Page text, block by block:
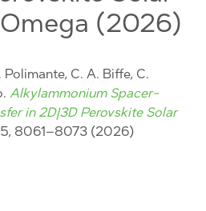
(2026)
C. A. Biffe, C.
Alkylammonium Spacer-
in 2D|3D Perovskite Solar
8061–8073 (2026)